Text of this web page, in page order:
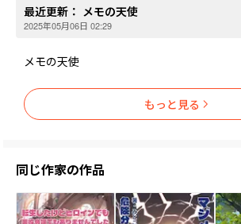
最近更新： メモの天使
2025年05月06日 02:29
メモの天使
もっと見る
同じ作家の作品